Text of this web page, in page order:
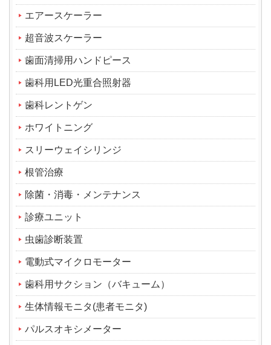
エアースケーラー
超音波スケーラー
歯面清掃用ハンドピース
歯科用LED光重合照射器
歯科レントゲン
ホワイトニング
スリーウェイシリンジ
根管治療
除菌・消毒・メンテナンス
診療ユニット
虫歯診断装置
電動式マイクロモーター
歯科用サクション（バキューム）
生体情報モニタ(患者モニタ)
パルスオキシメーター